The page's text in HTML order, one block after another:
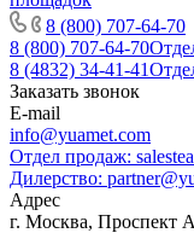
8 (800) 707-64-70
8 (800) 707-64-70
8 (4832) 34-41-41
Заказать звонок
E-mail
info@yuamet.com
Отдел продаж:
Дилерство:
Адрес
г. Москва, Проспект